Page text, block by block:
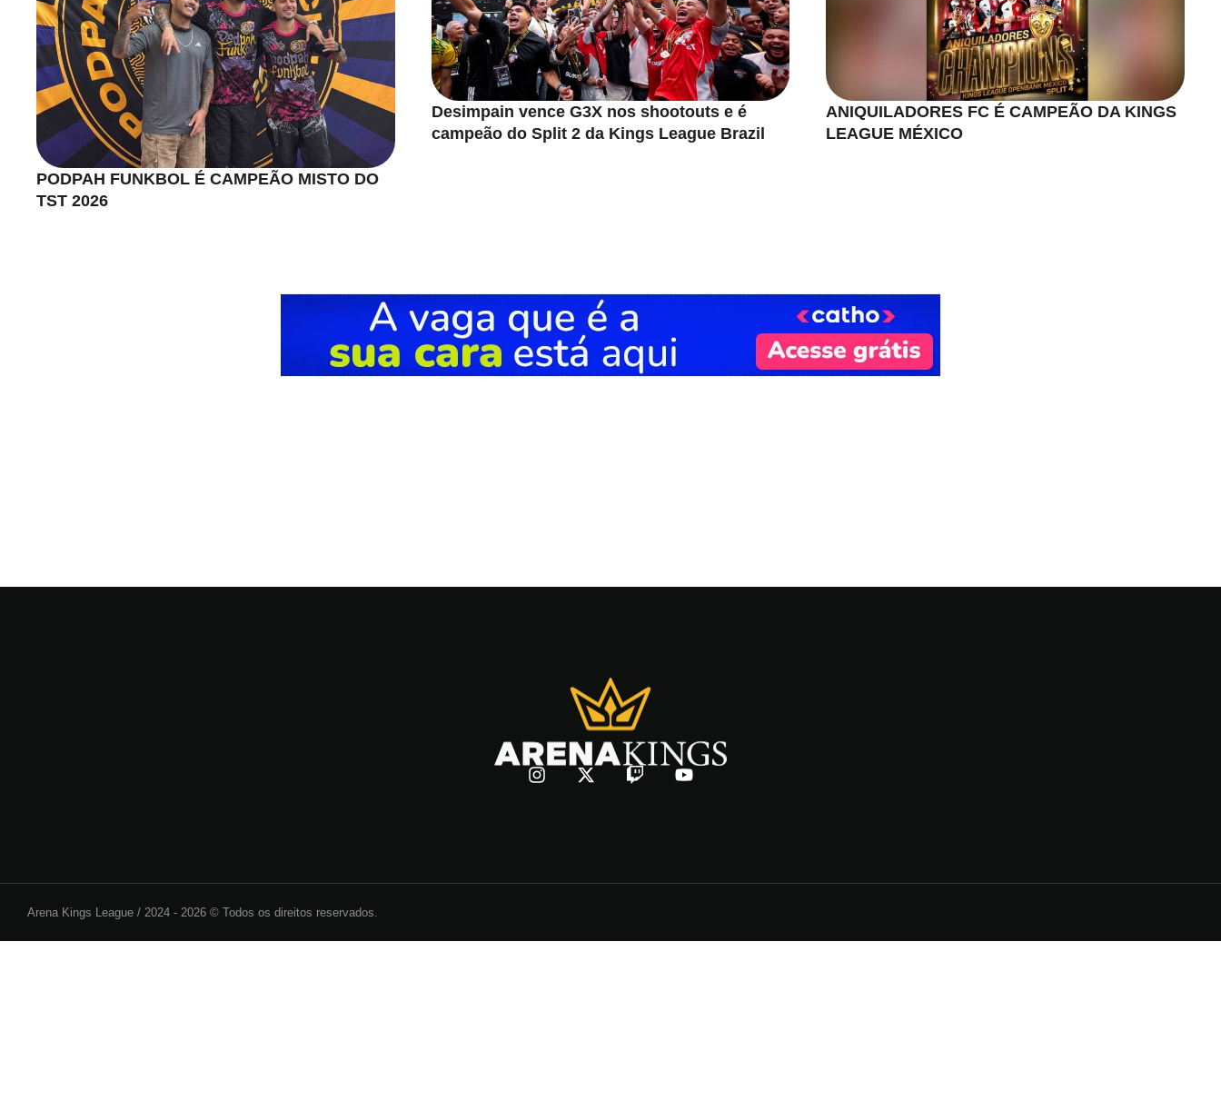
PODPAH FUNKBOL É CAMPEÃO MISTO DO
TST 2026
Desimpain vence G3X nos shootouts e é
campeão do Split 2 da Kings League Brazil
ANIQUILADORES FC É CAMPEÃO DA KINGS
LEAGUE MÉXICO
Arena Kings League / 2024 - 2026 © Todos os direitos reservados.